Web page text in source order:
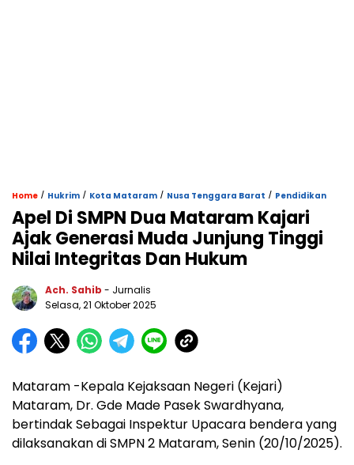
Home / Hukrim / Kota Mataram / Nusa Tenggara Barat / Pendidikan
Apel Di SMPN Dua Mataram Kajari
Ajak Generasi Muda Junjung Tinggi
Nilai Integritas Dan Hukum
Ach. Sahib - Jurnalis
Selasa, 21 Oktober 2025
Mataram -Kepala Kejaksaan Negeri (Kejari)
Mataram, Dr. Gde Made Pasek Swardhyana,
bertindak Sebagai Inspektur Upacara bendera yang
dilaksanakan di SMPN 2 Mataram, Senin (20/10/2025).